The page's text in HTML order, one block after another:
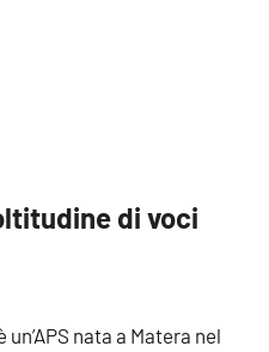
di voci
nata a Matera nel